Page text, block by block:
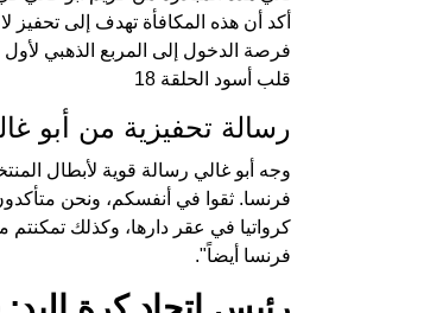
أكد أن هذه المكافأة تهدف إلى تحفيز
فرصة الدخول إلى المربع الذهبي لأول مرة منذ عام 2000
قلب أسود الحلقة 18
رسالة تحفيزية من أبو
وجه أبو غالي رسالة قوية لأبطال
فرنسا. ثقوا في أنفسكم، ونحن
كرواتيا في عقر دارها، وكذلك تمكنتم
فرنسا أيضاً".